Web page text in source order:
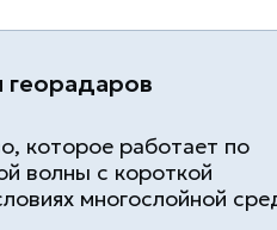
которое работает по
волны с короткой
многослойной